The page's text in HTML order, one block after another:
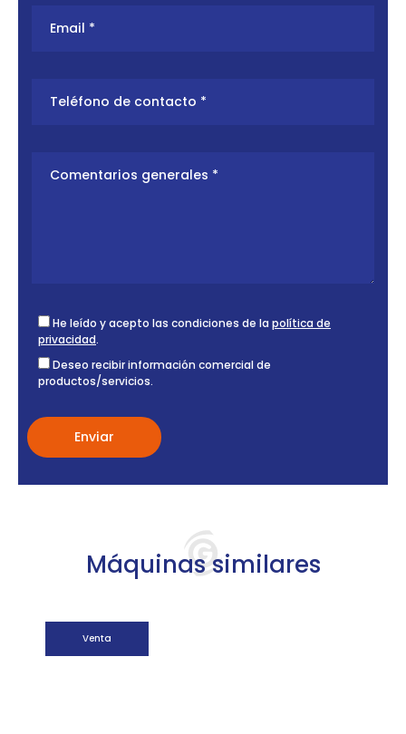
He leído y acepto las condiciones de la política de
privacidad.
Deseo recibir información comercial de
productos/servicios.
Máquinas similares
Venta